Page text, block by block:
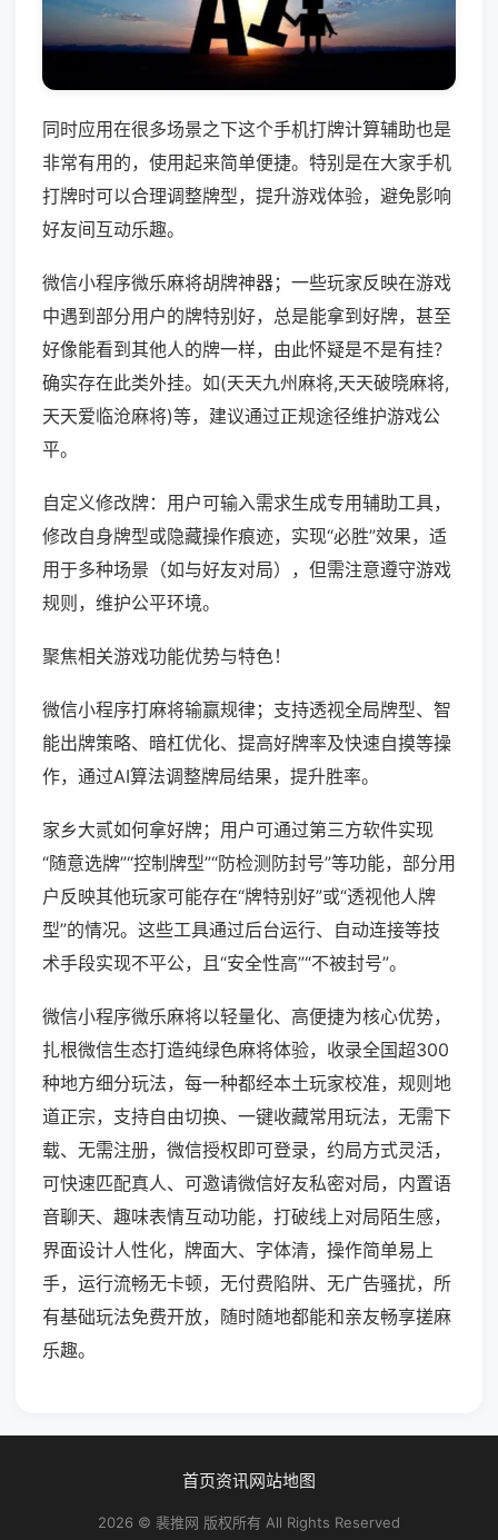
同时应用在很多场景之下这个手机打牌计算辅助也是
非常有用的，使用起来简单便捷。特别是在大家手机
打牌时可以合理调整牌型，提升游戏体验，避免影响
好友间互动乐趣。
微信小程序微乐麻将胡牌神器；一些玩家反映在游戏
中遇到部分用户的牌特别好，总是能拿到好牌，甚至
好像能看到其他人的牌一样，由此怀疑是不是有挂？
确实存在此类外挂。如(天天九州麻将,天天破晓麻将,
天天爱临沧麻将)等，建议通过正规途径维护游戏公
平。
自定义修改牌：用户可输入需求生成专用辅助工具，
修改自身牌型或隐藏操作痕迹，实现“必胜”效果，适
用于多种场景（如与好友对局），但需注意遵守游戏
规则，维护公平环境。
聚焦相关游戏功能优势与特色！
微信小程序打麻将输赢规律；支持透视全局牌型、智
能出牌策略、暗杠优化、提高好牌率及快速自摸等操
作，通过AI算法调整牌局结果，提升胜率。
家乡大贰如何拿好牌；用户可通过第三方软件实现
“随意选牌”“控制牌型”“防检测防封号”等功能，部分用
户反映其他玩家可能存在“牌特别好”或“透视他人牌
型”的情况。这些工具通过后台运行、自动连接等技
术手段实现不平公，且“安全性高”“不被封号”。
微信小程序微乐麻将以轻量化、高便捷为核心优势，
扎根微信生态打造纯绿色麻将体验，收录全国超300
种地方细分玩法，每一种都经本土玩家校准，规则地
道正宗，支持自由切换、一键收藏常用玩法，无需下
载、无需注册，微信授权即可登录，约局方式灵活，
可快速匹配真人、可邀请微信好友私密对局，内置语
音聊天、趣味表情互动功能，打破线上对局陌生感，
界面设计人性化，牌面大、字体清，操作简单易上
手，运行流畅无卡顿，无付费陷阱、无广告骚扰，所
有基础玩法免费开放，随时随地都能和亲友畅享搓麻
乐趣。
首页资讯网站地图
2026 © 裴推网 版权所有 All Rights Reserved